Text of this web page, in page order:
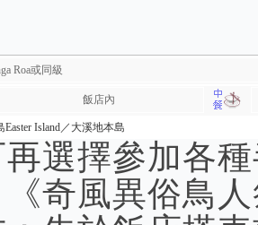
Roa或同級
飯店內
Easter Island／大溪地本島
選擇參加各
奇風異俗鳥